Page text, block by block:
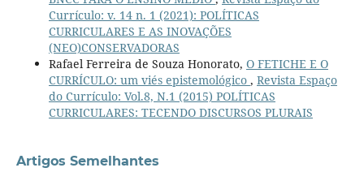
Currículo: v. 14 n. 1 (2021): POLÍTICAS
CURRICULARES E AS INOVAÇÕES
(NEO)CONSERVADORAS
Rafael Ferreira de Souza Honorato, O FETICHE E O
CURRÍCULO: um viés epistemológico , Revista Espaço
do Currículo: Vol.8, N.1 (2015) POLÍTICAS
CURRICULARES: TECENDO DISCURSOS PLURAIS
Artigos Semelhantes